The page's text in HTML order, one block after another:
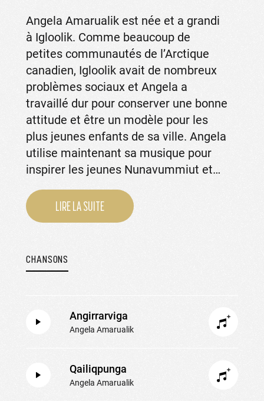
Angela Amarualik est née et a grandi
à Igloolik. Comme beaucoup de
petites communautés de l’Arctique
canadien, Igloolik avait de nombreux
problèmes sociaux et Angela a
travaillé dur pour conserver une bonne
attitude et être un modèle pour les
plus jeunes enfants de sa ville. Angela
utilise maintenant sa musique pour
inspirer les jeunes Nunavummiut et…
LIRE LA SUITE
CHANSONS
Angirrarviga
Angela Amarualik
Qailiqpunga
Angela Amarualik